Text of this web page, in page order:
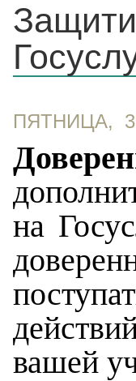
ПЯТНИЦА,
на
вашей